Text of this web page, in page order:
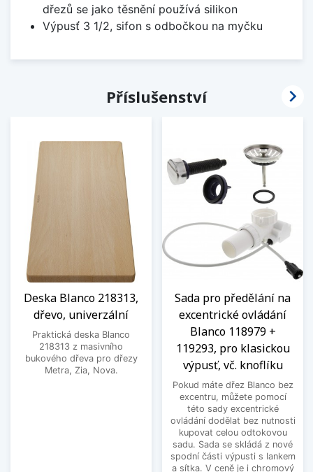
dřezů se jako těsnění používá silikon
Výpusť 3 1/2, sifon s odbočkou na myčku
Příslušenství
Deska Blanco 218313,
dřevo, univerzální
Praktická deska Blanco
218313 z masivního
bukového dřeva pro dřezy
Metra, Zia, Nova.
Sada pro předělání na
excentrické ovládání
Blanco 118979 +
119293, pro klasickou
výpusť, vč. knoflíku
Pokud máte dřez Blanco bez
excentru, můžete pomocí
této sady excentrické
ovládání dodělat bez nutnosti
kupovat celou odtokovou
sadu. Sada se skládá z nové
spodní části výpusti s lankem
a sítka. V ceně je i chromový
